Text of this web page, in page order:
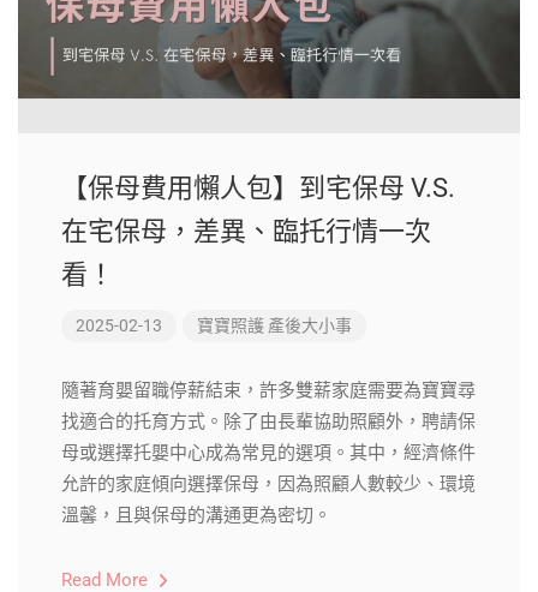
【保母費用懶人包】到宅保母 V.S.
在宅保母，差異、臨托行情一次
看！
2025-02-13 寶寶照護 產後大小事
隨著育嬰留職停薪結束，許多雙薪家庭需要為寶寶尋
找適合的托育方式。除了由長輩協助照顧外，聘請保
母或選擇托嬰中心成為常見的選項。其中，經濟條件
允許的家庭傾向選擇保母，因為照顧人數較少、環境
溫馨，且與保母的溝通更為密切。
Read More